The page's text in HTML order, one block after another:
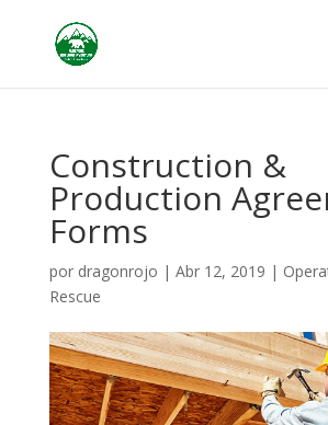
Construction &
Production
Forms
por dragonrojo | Abr 12, 2019 |
Rescue